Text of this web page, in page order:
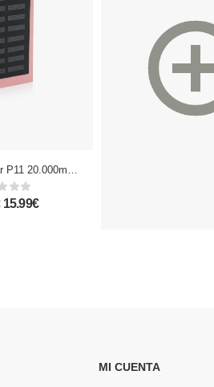
Powerbank solar P11 20.000mAh doble USB
15.99€
MI CUENTA